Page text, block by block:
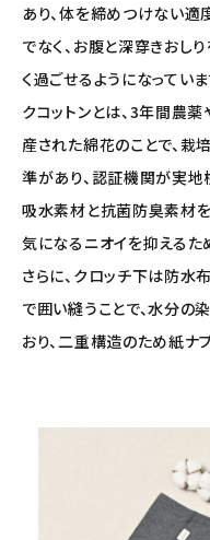
あり、体を締めつけない適
でなく、お腹と深穿きおし
く過ごせるようになってい
クコットンとは、3年間農
産された綿花のことで、
準があり、認証機関が実地
吸水素材と抗菌防臭素材
気になるニオイを抑えるた
さらに、クロッチ下は防水
で囲い縫うことで、水分の
おり、二重構造のため紙ナ